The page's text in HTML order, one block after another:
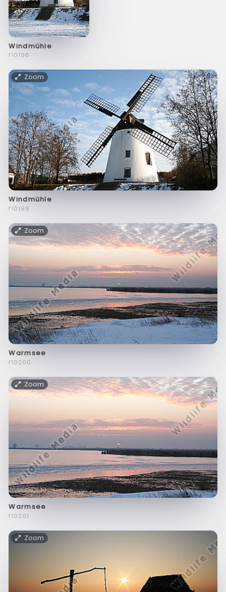
Windmühle
f10196
Zoom
Windmühle
f10199
Zoom
Warmsee
f10200
Zoom
Warmsee
f10201
Zoom